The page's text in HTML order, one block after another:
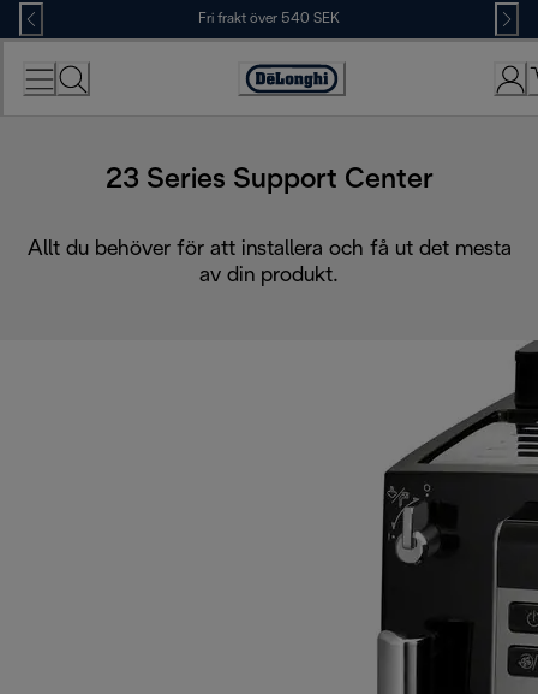
Skip
to
Content
Fri frakt över 540 SEK
Accessibility
23 Series Support Center
Allt du behöver för att installera och få ut det mesta
av din produkt.